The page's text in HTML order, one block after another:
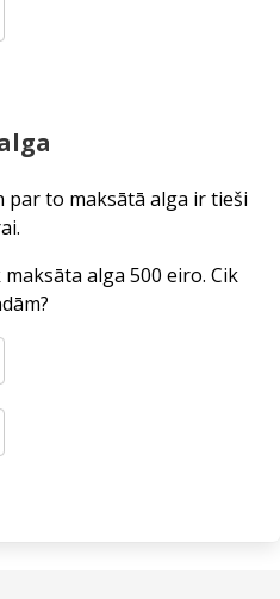
par to maksātā alga ir tieši
alga 500 eiro. Cik